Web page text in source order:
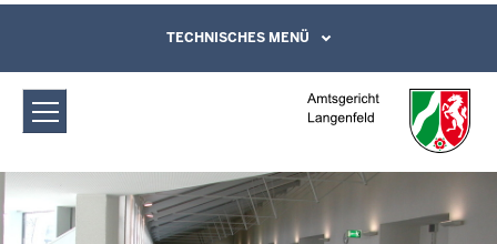
Amtsgericht Langenfeld:
Sitzungstermine
Direkt zum Inhalt
Leichte Sprache, Gebärdensprachenvideo
und Kontaktformular
TECHNISCHES MENÜ